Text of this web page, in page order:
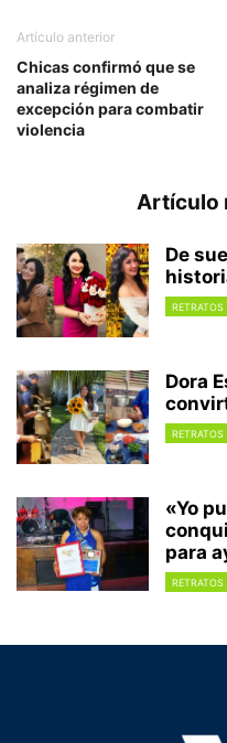
Artículo anterior
Chicas confirmó que se
analiza régimen de
excepción para combatir
violencia
Artículo
De
RETRATOS
Dora
RETRATOS
«Yo
para
RETRATOS